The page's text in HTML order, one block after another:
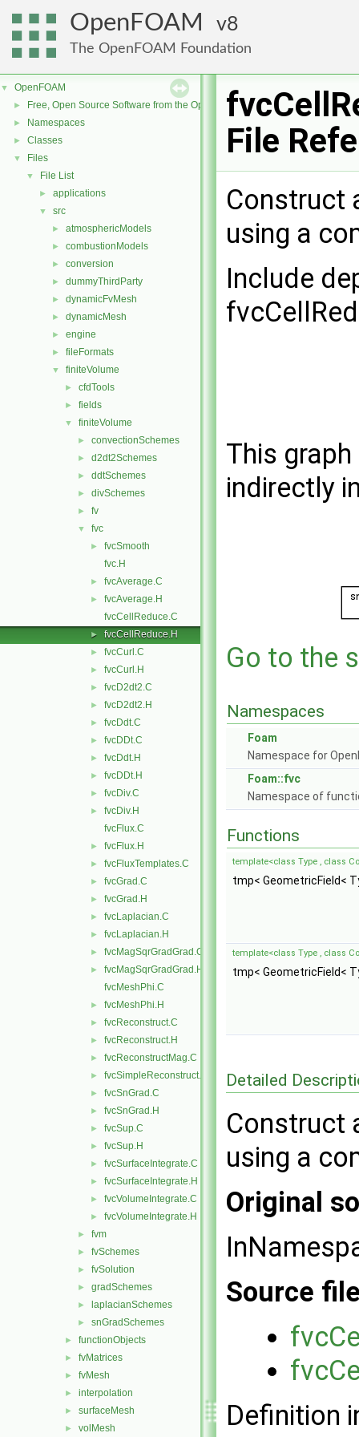
OpenFOAM 8
The OpenFOAM Foundation
▼ OpenFOAM
► Free, Open Source Software from the OpenFOAM Foundation
► Namespaces
► Classes
▼ Files
▼ File List
► applications
▼ src
► atmosphericModels
► combustionModels
► conversion
► dummyThirdParty
► dynamicFvMesh
► dynamicMesh
► engine
► fileFormats
▼ finiteVolume
► cfdTools
► fields
▼ finiteVolume
► convectionSchemes
► d2dt2Schemes
► ddtSchemes
► divSchemes
► fv
▼ fvc
►
fvcSmooth
fvc.H
► fvcAverage.C
►
fvcAverage.H
fvcCellReduce.C
► fvcCellReduce.H
► fvcCurl.C
► fvcCurl.H
► fvcD2dt2.C
► fvcD2dt2.H
► fvcDdt.C
► fvcDDt.C
► fvcDdt.H
► fvcDDt.H
► fvcDiv.C
►
fvcDiv.H
fvcFlux.C
► fvcFlux.H
► fvcFluxTemplates.C
► fvcGrad.C
► fvcGrad.H
► fvcLaplacian.C
► fvcLaplacian.H
► fvcMagSqrGradGrad.C
►
fvcMagSqrGradGrad.H
fvcMeshPhi.C
► fvcMeshPhi.H
► fvcReconstruct.C
► fvcReconstruct.H
► fvcReconstructMag.C
► fvcSimpleReconstruct.C
► fvcSnGrad.C
► fvcSnGrad.H
► fvcSup.C
► fvcSup.H
► fvcSurfaceIntegrate.C
► fvcSurfaceIntegrate.H
► fvcVolumeIntegrate.C
► fvcVolumeIntegrate.H
► fvm
► fvSchemes
► fvSolution
► gradSchemes
► laplacianSchemes
► snGradSchemes
► functionObjects
► fvMatrices
► fvMesh
► interpolation
► surfaceMesh
► volMesh
File
Construct
using a
Include
This
indirectly
Go to the
Namespaces
Foam
Namespace for
Foam::fvc
Namespace of
Functions
template<class Type , class
tmp< GeometricField<
template<class Type , class
tmp< GeometricField<
Detailed
Construct
using a
Original
Source
Definition